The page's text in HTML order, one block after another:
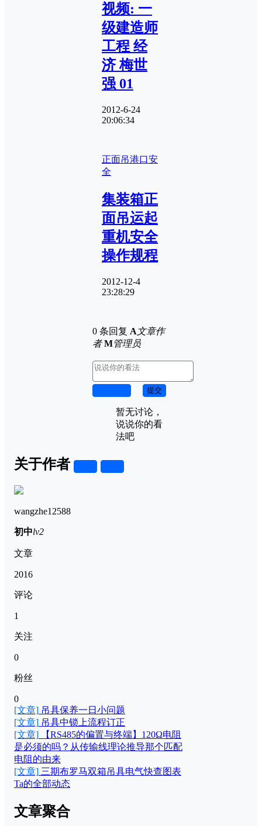
视频: 一
级建造师
工程 经
济 梅世
强 01
2012-6-24
20:06:34
正面吊港口安
全
集装箱正
面吊运起
重机安全
操作规程
2012-12-4
23:28:29
0 条回复 A文章作
者 M管理员
提交
暂无讨论，
说说你的看
法吧
关于作者
wangzhe12588
初中lv2
文章
2016
评论
1
关注
0
粉丝
0
[文章] 吊具保养一日小问题
[文章] 吊具中锁上流程订正
[文章] 【RS485的偏置与终端】120Ω电阻
是必须的吗？从传输线理论推导那个匹配
电阻的由来
[文章] 三期布罗马双箱吊具电气快查图表
Ta的全部动态
文章聚合